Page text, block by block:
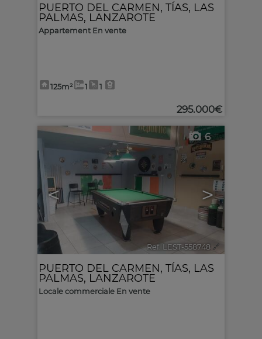
PUERTO DEL CARMEN, TÍAS, LAS
PALMAS, LANZAROTE
Appartement En vente
125m² 1 1
295.000€
< >
6
Ref. LEST-558748 🔗
PUERTO DEL CARMEN, TÍAS, LAS
PALMAS, LANZAROTE
Locale commerciale En vente